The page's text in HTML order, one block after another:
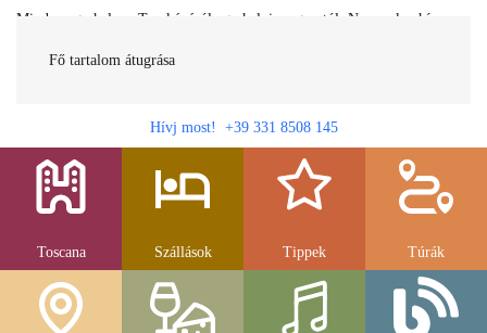
Fő tartalom átugrása
Minden egy helyen Toszkánáról egy helyi magyartól. Nemcsak a híres
gasztronomia....
Hívj most! +39 331 8508 145
Toscana Szállások Tippek Túrák